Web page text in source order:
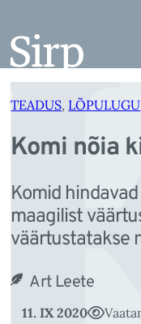
juurde
TEADUS, LÕPULUGU
Komi nõia
Komid
maagilist
väärtustatakse
Art Leete
11. IX 2020